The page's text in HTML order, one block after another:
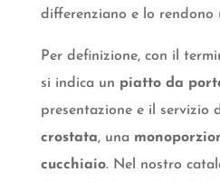
differenziano e lo rendono
Per definizione, con il
si indica un piatto da
presentazione e il servizio
crostata, una
cucchiaio. Nel nostro